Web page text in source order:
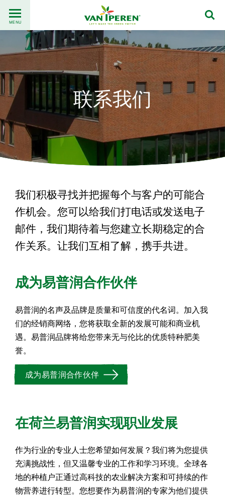
content
Back
to
homepage
MENU
联系我们
我们积极寻找并把握每个与客户的可能合
作机会。您可以给我们打电话或发送电子
邮件，我们期待着与您建立长期稳定的合
作关系。让我们互相了解，携手共进。
成为易普润合作伙伴
易普润的名声及品牌是质量和可信度的代名词。加入我
们的经销商网络，您将获取全新的发展可能和商业机
遇。易普润品牌将给您带来无与伦比的优质特种肥美
誉。
成为易普润合作伙伴
在荷兰易普润实现职业发展
作为行业的专业人士您希望如何发展？我们将为您提供
充满挑战性，但又温馨专业的工作和学习环境。全球各
地的种植户正通过高科技的农业解决方案和可持续的作
物营养进行转型。您想要作为易普润的专家为他们提供